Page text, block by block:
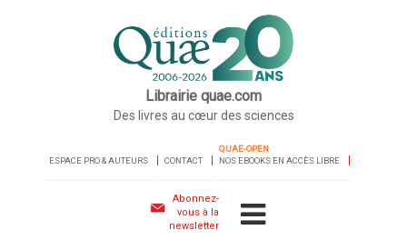
Librairie quae.com
Des livres au cœur des sciences
ESPACE PRO & AUTEURS CONTACT
QUAE-OPEN
NOS EBOOKS EN ACCÈS LIBRE
Abonnez-
vous à la
newsletter